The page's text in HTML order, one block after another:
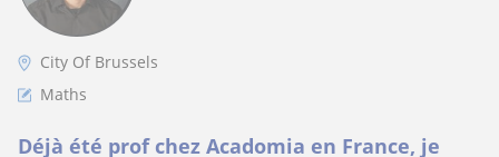
City Of Brussels
Maths
Déjà été prof chez Acadomia en France, je